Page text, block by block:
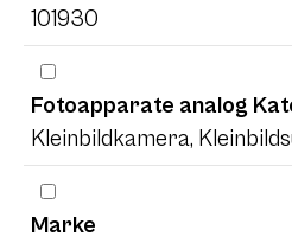
101930
Fotoapparate analog
Kleinbildkamera,
Marke